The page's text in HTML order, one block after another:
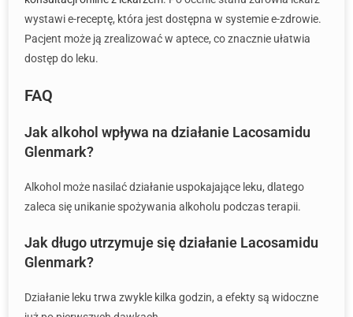
wystawi e-receptę, która jest dostępna w systemie e-zdrowie.
Pacjent może ją zrealizować w aptece, co znacznie ułatwia
dostęp do leku.
FAQ
Jak alkohol wpływa na działanie Lacosamidu
Glenmark?
Alkohol może nasilać działanie uspokajające leku, dlatego
zaleca się unikanie spożywania alkoholu podczas terapii.
Jak długo utrzymuje się działanie Lacosamidu
Glenmark?
Działanie leku trwa zwykle kilka godzin, a efekty są widoczne